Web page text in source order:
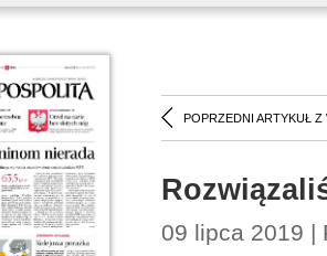
POPRZEDNI ARTYKUŁ Z
09 lipca 2019 |